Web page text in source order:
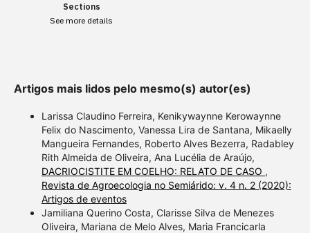
Sections
See more details
contrasts the cited claim, and
a label indicating in which
section the citation was
made.
Artigos mais lidos pelo mesmo(s) autor(es)
Larissa Claudino Ferreira, Kenikywaynne Kerowaynne
Felix do Nascimento, Vanessa Lira de Santana, Mikaelly
Mangueira Fernandes, Roberto Alves Bezerra, Radabley
Rith Almeida de Oliveira, Ana Lucélia de Araújo,
DACRIOCISTITE EM COELHO: RELATO DE CASO ,
Revista de Agroecologia no Semiárido: v. 4 n. 2 (2020):
Artigos de eventos
Jamiliana Querino Costa, Clarisse Silva de Menezes
Oliveira, Mariana de Melo Alves, Maria Francicarla